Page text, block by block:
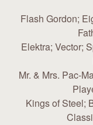
Flash Gordon;
Elektra; Vector;
Mr. & Mrs. Pac-
Kings of Steel;